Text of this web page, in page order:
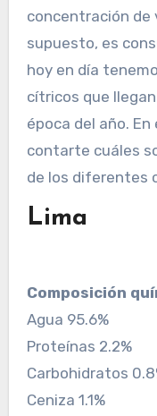
concentración de
supuesto, es
hoy en día
cítricos que
época del año.
contarte cuáles
de los diferentes
Lima
Composición
Agua 95.6%
Proteínas 2.2%
Carbohidratos
Ceniza 1.1%